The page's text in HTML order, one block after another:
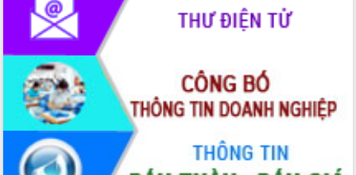
trưởng đạt 5,86% trong năm 2026
UBND tỉnh Đắk Lắk triển khai công tác
quốc phòng, quân sự địa phương năm
2026
Đắk Lắk tập trung toàn lực khắc phục
tồn tại IUU, sẵn sàng làm việc với
Đoàn thanh tra EC
Chủ tịch UBND tỉnh Tạ Anh Tuấn thăm,
chúc mừng các bệnh viện nhân Ngày
Thầy thuốc Việt Nam